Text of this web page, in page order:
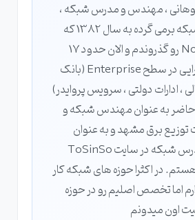
، مهندس و مدرس شبکه ،
آشنایی من با شبکه برمی گرده به سال 1382 که
دوره NT و Novel رو گذروندم و الان حدود 17
ساله سابقه اجرایی در سطح Enterprise (بانک
، ادارات دولتی ، سرویس پروایدر)
حاضر به عنوان مهندس شبکه و
برق مشهد و به عنوان
مدیر ارشد و مدرس شبکه در سایت ToSinSo
در اکثرا حوزه های شبکه کار
اما تخصص اصلیم رو در حوزه
اون میدونم